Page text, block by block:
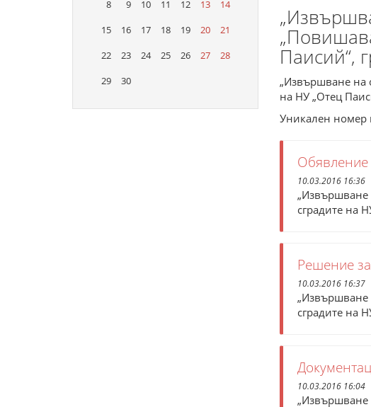
8
9 10 11 12 13
14
15
16 17 18 19 20
21
22
23 24 25 26 27
28
29
30
Паисий“,
„Извършване на
на НУ „Отец
Уникален
Обявление
10.03.2016 16:36
„Извършване
сградите на
Решение
10.03.2016 16:37
„Извършване
сградите на
10.03.2016 16:04
„Извършване